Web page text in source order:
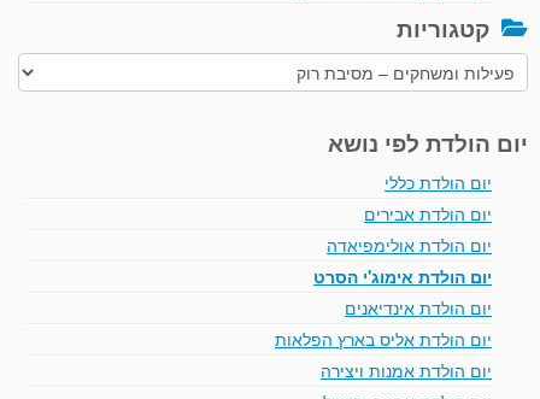
קטגוריות
קטגוריות
יום הולדת לפי נושא
יום הולדת כללי
יום הולדת אבירים
יום הולדת אולימפיאדה
יום הולדת אימוג'י הסרט
יום הולדת אינדיאנים
יום הולדת אליס בארץ הפלאות
יום הולדת אמנות ויצירה